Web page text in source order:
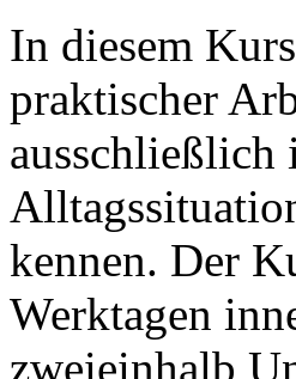
In diesem
praktischer
kennen. Der
Werktagen
zweieinhalb